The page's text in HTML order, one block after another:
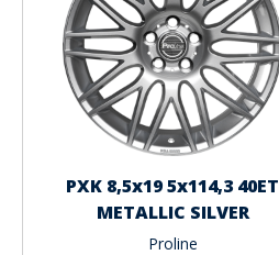
PXK 8,5x19 5x114,3 40ET
METALLIC SILVER
Proline